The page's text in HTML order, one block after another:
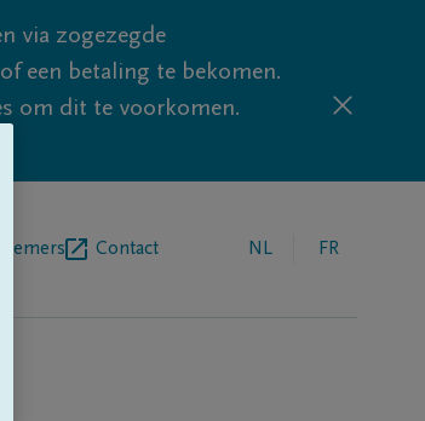
via zogezegde
een betaling te bekomen.
om dit te voorkomen.
Contact NL FR